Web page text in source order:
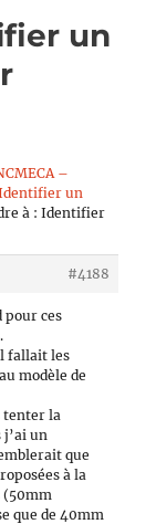
un
–
un
à : Identifier
#4188
pour ces
fallait les
modèle de
tenter la
j’ai un
que
à la
(50mm
que de 40mm